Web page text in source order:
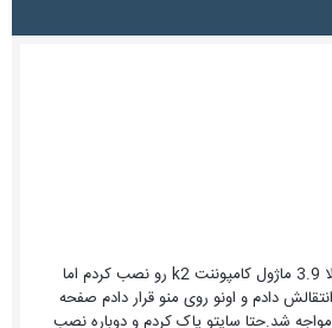
سلام دوستان من روی جوملا 3.9 ماژول کامپوننت k2 رو نصب کردم اما
دادم و اونو روی منو قرار دادم صفحه
اصلی سایت با پیغام Error مواجه شد.حتا سایتو پاک کردم و دوباره نصب